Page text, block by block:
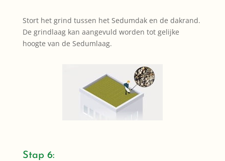
Stort het grind tussen het Sedumdak en de dakrand.
De grindlaag kan aangevuld worden tot gelijke
hoogte van de Sedumlaag.
Stap 6: